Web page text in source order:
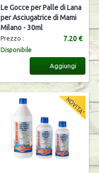
Le Gocce per Palle di Lana
per Asciugatrice di Mami
Milano - 30ml
Prezzo : 7.20 €
Disponibile
Aggiungi